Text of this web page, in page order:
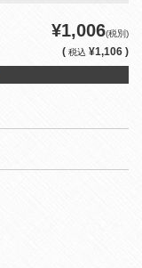
¥1,006(税別)
( 税込 ¥1,106 )